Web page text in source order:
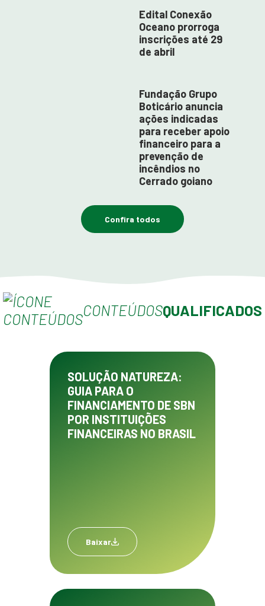
Edital Conexão
Oceano prorroga
inscrições até 29
de abril
Fundação Grupo
Boticário anuncia
ações indicadas
para receber apoio
financeiro para a
prevenção de
incêndios no
Cerrado goiano
Confira todos
CONTEÚDOSQUALIFICADOS
SOLUÇÃO NATUREZA:
GUIA PARA O
FINANCIAMENTO DE SBN
POR INSTITUIÇÕES
FINANCEIRAS NO BRASIL
Baixar